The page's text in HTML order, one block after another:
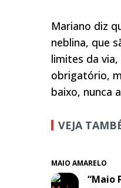
Mariano diz
neblina, que
limites da
obrigatório,
baixo, nunca
VEJA
MAIO AMARELO
“Maio